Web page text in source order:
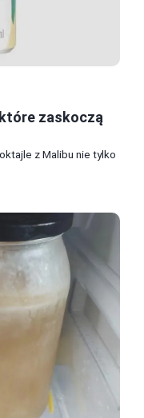
zaskoczą
z Malibu nie tylko